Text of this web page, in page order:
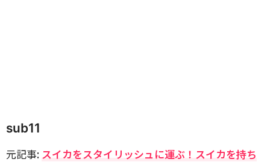
sub11
元記事: スイカをスタイリッシュに運ぶ！スイカを持ち